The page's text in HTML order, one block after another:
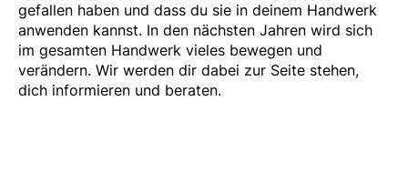
gefallen haben und dass du sie in deinem Handwerk
anwenden kannst. In den nächsten Jahren wird sich
im gesamten Handwerk vieles bewegen und
verändern. Wir werden dir dabei zur Seite stehen,
dich informieren und beraten.